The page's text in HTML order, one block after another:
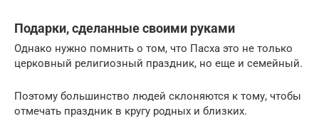
Подарки, сделанные своими руками
Однако нужно помнить о том, что Пасха это не только
церковный религиозный праздник, но еще и семейный.
Поэтому большинство людей склоняются к тому, чтобы
отмечать праздник в кругу родных и близких.